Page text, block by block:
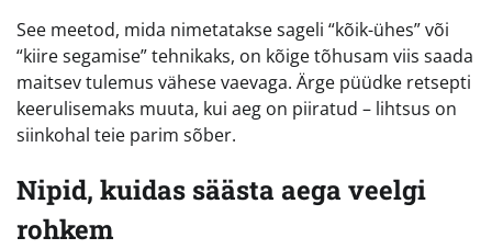
See meetod, mida nimetatakse sageli “kõik-ühes” või
“kiire segamise” tehnikaks, on kõige tõhusam viis saada
maitsev tulemus vähese vaevaga. Ärge püüdke retsepti
keerulisemaks muuta, kui aeg on piiratud – lihtsus on
siinkohal teie parim sõber.
Nipid, kuidas säästa aega veelgi
rohkem